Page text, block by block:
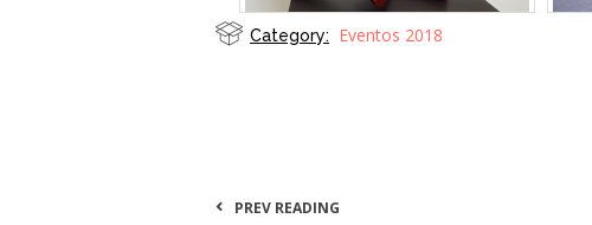
Category: Eventos 2018
PREV READING